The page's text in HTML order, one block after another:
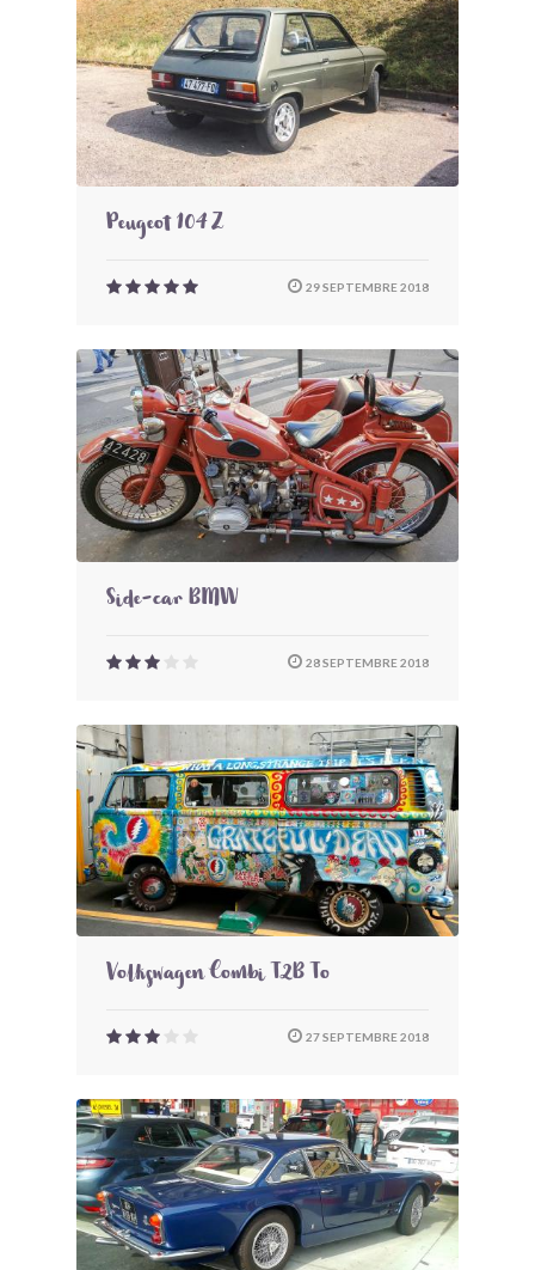
Peugeot 104 Z
29 SEPTEMBRE 2018
Side-car BMW
28 SEPTEMBRE 2018
Volkswagen Combi T2B To
27 SEPTEMBRE 2018